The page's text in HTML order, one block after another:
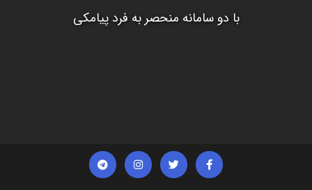
با دو سامانه منحصر به فرد پیامکی
F
a
c
T
w
i
I
n
s
T
e
l